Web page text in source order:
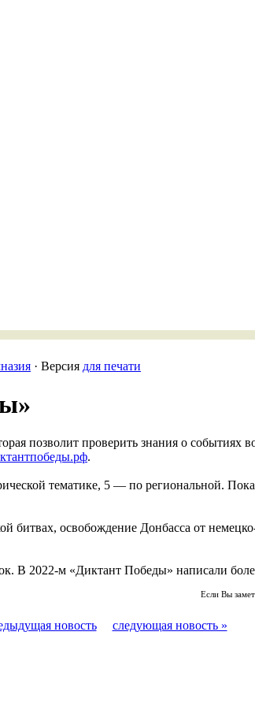
· Версия для печати
позволит проверить знания о
.
тематике, 5 — по региональной.
освобождение Донбасса от
В 2022-м «Диктант Победы» написали
Если Вы
новость следующая новость »